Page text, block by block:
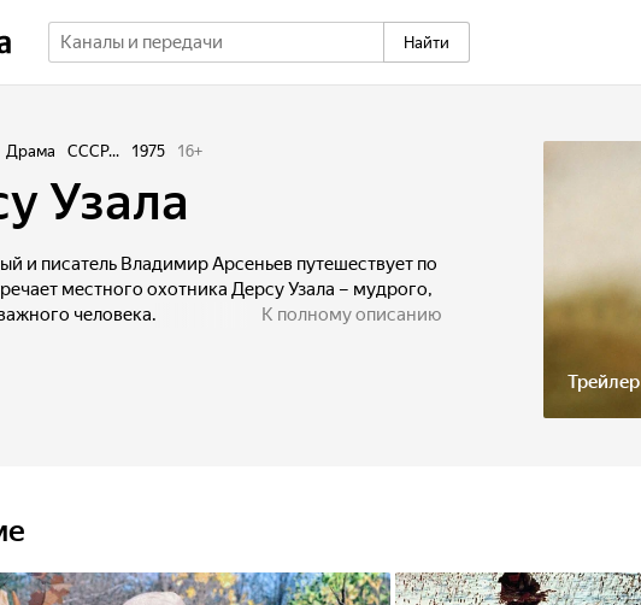
Найти
Трейлер
Драма СССР... 1975 16+
Узала
и писатель Владимир Арсеньев путешествует по
местного охотника Дерсу Узала – мудрого,
человека.
К полному описанию